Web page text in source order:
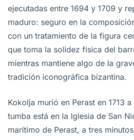
ejecutadas entre 1694 y 1709 y
maduro: seguro en la
con un tratamiento de la figura
que toma la solidez física del
mientras mantiene algo de la
tradición iconográfica bizantina.
Kokolja murió en Perast en 1713
tumba está en la Iglesia de San
marítimo de Perast, a tres